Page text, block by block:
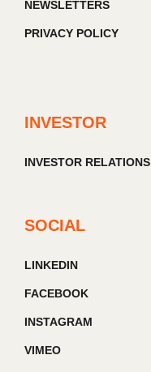
NEWSLETTERS
PRIVACY POLICY
INVESTOR
INVESTOR RELATIONS
SOCIAL
LINKEDIN
FACEBOOK
INSTAGRAM
VIMEO